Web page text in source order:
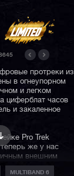
протреки из
в огнеупорном
и легком
циферблат часов
и закаленное
Pro Trek
же у нас
внешним
MULTIBAND 6